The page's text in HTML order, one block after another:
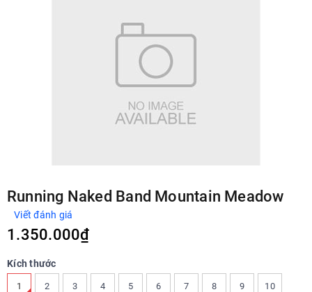
Running Naked Band Mountain Meadow
Viết đánh giá
1.350.000₫
Kích thước
1 2 3 4 5 6 7 8 9 10